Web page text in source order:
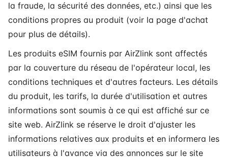
la fraude, la sécurité des données, etc.) ainsi que les
conditions propres au produit (voir la page d'achat
pour plus de détails).
Les produits eSIM fournis par AirZlink sont affectés
par la couverture du réseau de l'opérateur local, les
conditions techniques et d'autres facteurs. Les détails
du produit, les tarifs, la durée d'utilisation et autres
informations sont soumis à ce qui est affiché sur ce
site web. AirZlink se réserve le droit d'ajuster les
informations relatives aux produits et en informera les
utilisateurs à l'avance via des annonces sur le site